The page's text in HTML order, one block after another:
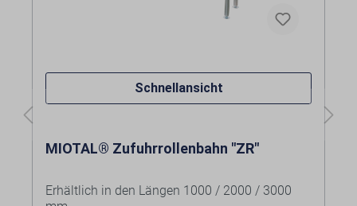
Schnellansicht
MIOTAL® Zufuhrrollenbahn "ZR"
Erhältlich in den Längen 1000 / 2000 / 3000